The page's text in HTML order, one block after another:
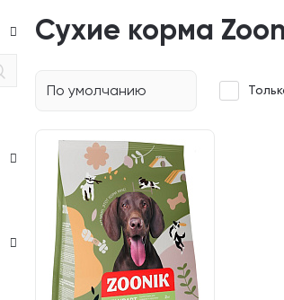
Сухие корма
По умолчанию